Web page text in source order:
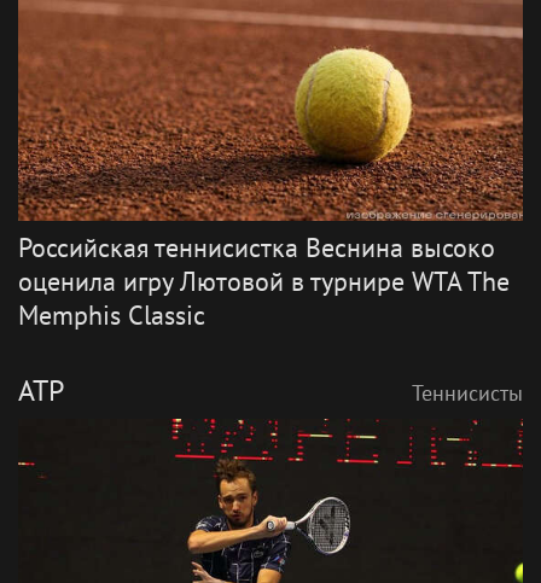
Российская теннисистка Веснина высоко
оценила игру Лютовой в турнире WTA The
Memphis Classic
ATP Теннисисты